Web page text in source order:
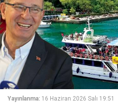
Yayınlanma: 16 Haziran 2026 Salı 19:51